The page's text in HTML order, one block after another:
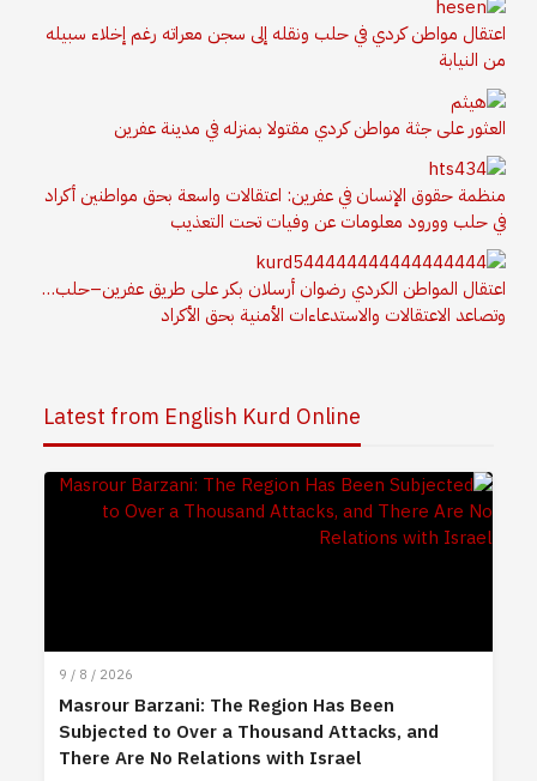
اعتقال مواطن كردي في حلب ونقله إلى سجن معراته رغم إخلاء سبيله
من النيابة
العثور على جثة مواطن كردي مقتولا بمنزله في مدينة عفرين
منظمة حقوق الإنسان في عفرين: اعتقالات واسعة بحق مواطنين أكراد
في حلب وورود معلومات عن وفيات تحت التعذيب
اعتقال المواطن الكردي رضوان أرسلان بكر على طريق عفرين–حلب…
وتصاعد الاعتقالات والاستدعاءات الأمنية بحق الأكراد
Latest from English Kurd Online
9 / 8 / 2026
Masrour Barzani: The Region Has Been
Subjected to Over a Thousand Attacks, and
There Are No Relations with Israel